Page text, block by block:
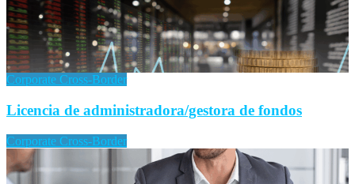
Corporate Cross-Border
Licencia de administradora/gestora de fondos
Corporate Cross-Border